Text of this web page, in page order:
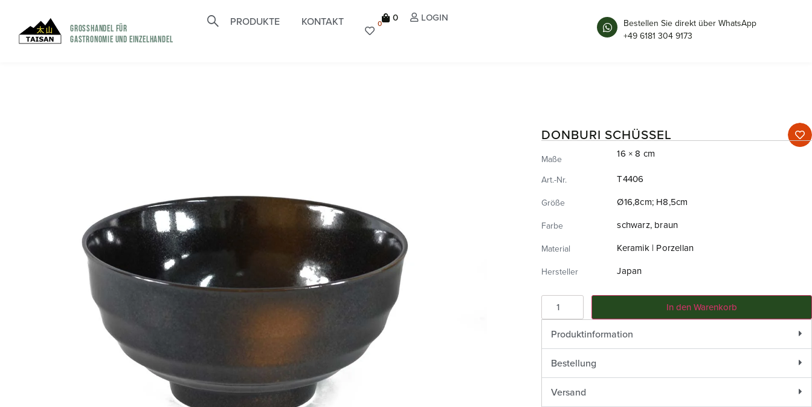
GROSSHANDEL FÜR
GASTRONOMIE UND EINZELHANDEL
PRODUKTE KONTAKT 0 0 LOGIN
Bestellen Sie direkt über WhatsApp
+49 6181 304 9173
DONBURI SCHÜSSEL
Maße 16 × 8 cm
Art.-Nr. T4406
Größe Ø16,8cm; H8,5cm
Farbe schwarz, braun
Material Keramik | Porzellan
Hersteller Japan
In den Warenkorb
Produktinformation
Bestellung
Versand